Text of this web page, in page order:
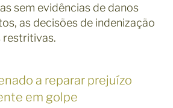
sem evidências de danos
as decisões de indenização
restritivas.
a reparar prejuízo
em golpe